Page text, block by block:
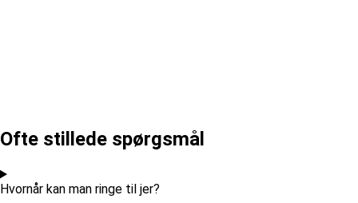
Ofte stillede spørgsmål
Hvornår kan man ringe til jer?